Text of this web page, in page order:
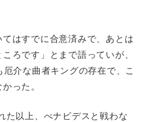
はすでに合意済みで、あとは
ろです」とまで語っていが、
介な曲者キングの存在で、こ
った。
た以上、べナビデスと戦わな